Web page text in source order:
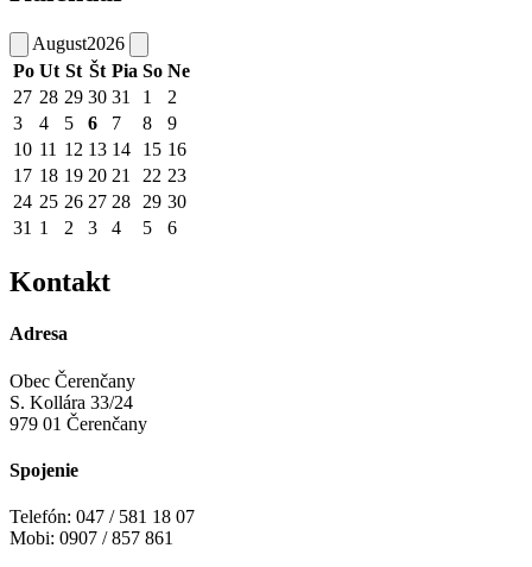
August2026
Po Ut St Št Pia So Ne
27 28 29 30 31 1
2
3
4 5 6 7 8
9
10 11 12 13 14 15 16
17 18 19 20 21 22 23
24 25 26 27 28 29 30
31 1 2 3 4 5 6
Kontakt
Adresa
Obec Čerenčany
S. Kollára 33/24
979 01 Čerenčany
Spojenie
Telefón: 047 / 581 18 07
Mobi: 0907 / 857 861